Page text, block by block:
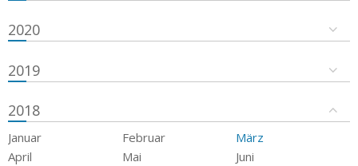
2020
2019
2018
Januar Februar
März
April
Mai
Juni